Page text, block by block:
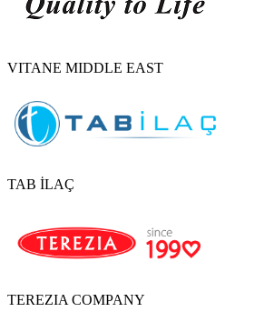
VITANE MIDDLE EAST
TAB İLAÇ
TEREZIA COMPANY